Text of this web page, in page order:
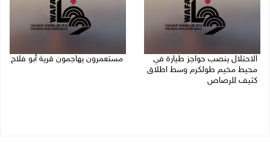
الاحتلال ينصب حواجز طيارة في
محيط مخيم طولكرم وسط اطلاق
كثيف للرصاص
مستعمرون يهاجمون قرية أبو فلاح